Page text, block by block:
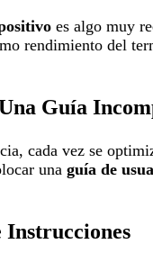
es algo muy
rendimiento del
Guía
cada vez se
una guía de